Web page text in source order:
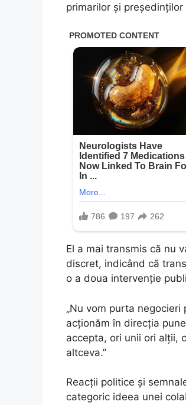
primarilor și
El a mai transmis că nu
discret, indicând că
o a doua intervenție
„Nu vom purta
acționăm în direcția
accepta, ori unii ori alții,
altceva.”
Reacții politice și
categoric ideea unei